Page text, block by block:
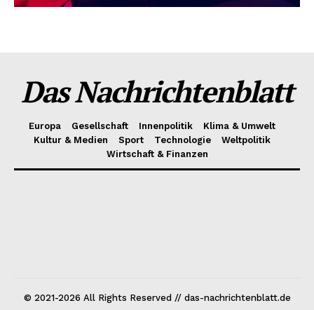
Das Nachrichtenblatt
Europa Gesellschaft Innenpolitik
Klima & Umwelt
Kultur & Medien
Sport Technologie
Weltpolitik
Wirtschaft & Finanzen
© 2021-2026 All Rights Reserved // das-nachrichtenblatt.de